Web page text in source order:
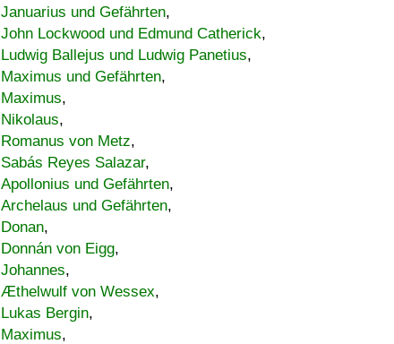
Januarius und Gefährten,
John Lockwood und Edmund Catherick,
Ludwig Ballejus und Ludwig Panetius,
Maximus und Gefährten,
Maximus,
Nikolaus,
Romanus von Metz,
Sabás Reyes Salazar,
Apollonius und Gefährten,
Archelaus und Gefährten,
Donan,
Donnán von Eigg,
Johannes,
Æthelwulf von Wessex,
Lukas Bergin,
Maximus,